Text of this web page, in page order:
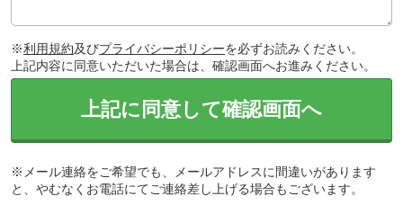
※利用規約及びプライバシーポリシーを必ずお読みください。
上記内容に同意いただいた場合は、確認画面へお進みください。
上記に同意して確認画面へ
※メール連絡をご希望でも、メールアドレスに間違いがあります
と、やむなくお電話にてご連絡差し上げる場合もございます。